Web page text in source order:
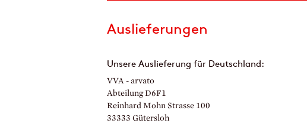
Auslieferungen
Unsere Auslieferung für Deutschland:
VVA - arvato
Abteilung D6F1
Reinhard Mohn Strasse 100
33333 Gütersloh